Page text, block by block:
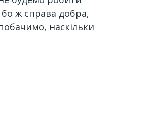
ж справа добра,
наскільки